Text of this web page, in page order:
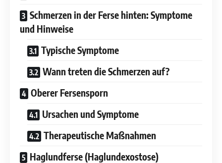
Schmerzen in der Ferse hinten: Symptome
und Hinweise
Typische Symptome
Wann treten die Schmerzen auf?
Oberer Fersensporn
Ursachen und Symptome
Therapeutische Maßnahmen
Haglundferse (Haglundexostose)